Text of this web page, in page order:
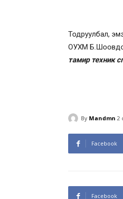
Тодруулбал,
ОУХМ
тамир техник
By Mandmn 2
Facebook
Facebook